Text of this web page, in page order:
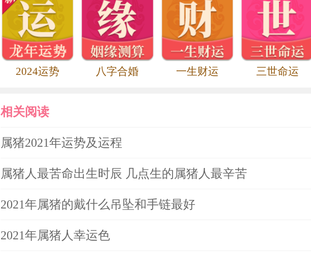
2024运势 八字合婚 一生财运 三世命运
相关阅读
属猪2021年运势及运程
属猪人最苦命出生时辰 几点生的属猪人最辛苦
2021年属猪的戴什么吊坠和手链最好
2021年属猪人幸运色